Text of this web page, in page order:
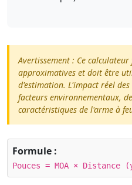
Avertissement : Ce
approximatives et doit être
d'estimation. L'impact réel
facteurs environnementaux,
caractéristiques de l'arme à
Formule :
Pouces = MOA × Distance